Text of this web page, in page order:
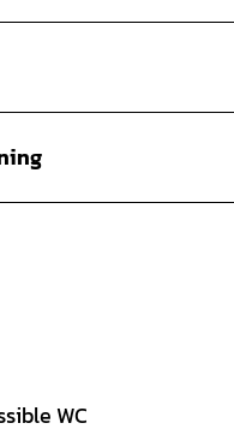
WC